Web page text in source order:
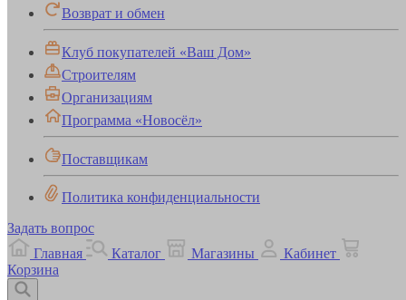
Возврат и обмен
Клуб покупателей «Ваш Дом»
Строителям
Организациям
Программа «Новосёл»
Поставщикам
Политика конфиденциальности
Задать вопрос
Главная
Каталог Магазины
Кабинет
Корзина